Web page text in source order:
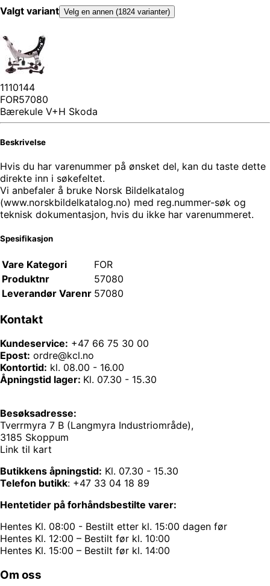
Valgt variant Velg en annen (1824 varianter)
1110144
FOR57080
Bærekule V+H Skoda
Beskrivelse
Hvis du har varenummer på ønsket del, kan du taste dette
direkte inn i søkefeltet.
Vi anbefaler å bruke Norsk Bildelkatalog
(www.norskbildelkatalog.no) med reg.nummer-søk og
teknisk dokumentasjon, hvis du ikke har varenummeret.
Spesifikasjon
Vare Kategori
FOR
Produktnr
57080
Leverandør Varenr 57080
Kontakt
Kundeservice: +47 66 75 30 00
Epost: ordre@kcl.no
Kontortid: kl. 08.00 - 16.00
Åpningstid lager: Kl. 07.30 - 15.30
Besøksadresse:
Tverrmyra 7 B (Langmyra Industriområde),
3185 Skoppum
Link til kart
Butikkens åpningstid: Kl. 07.30 - 15.30
Telefon butikk: +47 33 04 18 89
Hentetider på forhåndsbestilte varer:
Hentes Kl. 08:00 - Bestilt etter kl. 15:00 dagen før
Hentes Kl. 12:00 – Bestilt før kl. 10:00
Hentes Kl. 15:00 – Bestilt før kl. 14:00
Om oss